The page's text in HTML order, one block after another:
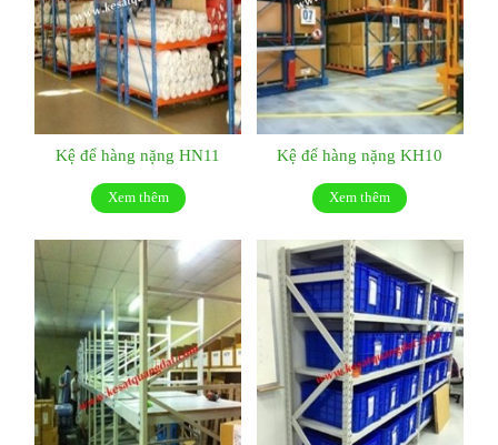
Kệ để hàng nặng HN11
Xem thêm
Kệ để hàng nặng KH10
Xem thêm